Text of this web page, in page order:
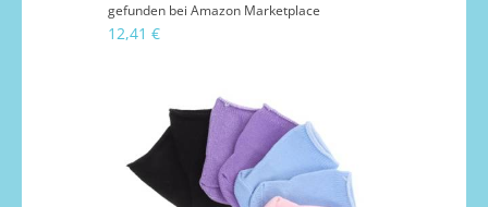
gefunden bei Amazon Marketplace
12,41 €